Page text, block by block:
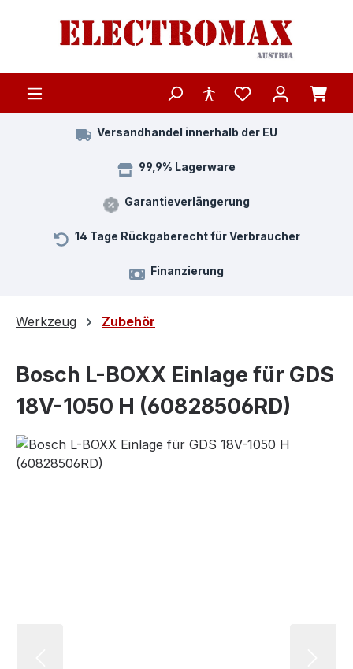
Zum Hauptinhalt springen
Versandhandel innerhalb der EU
99,9% Lagerware
Garantieverlängerung
14 Tage Rückgaberecht für Verbraucher
Finanzierung
Werkzeug Zubehör
Bosch L-BOXX Einlage für GDS
18V-1050 H (60828506RD)
Bildergalerie überspringen